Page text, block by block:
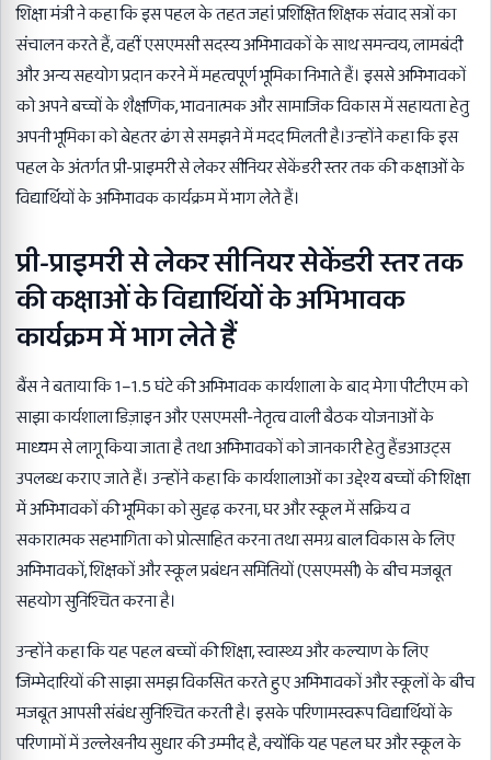
शिक्षा मंत्री ने कहा कि इस पहल के तहत जहां प्रशिक्षित शिक्षक संवाद सत्रों का
संचालन करते हैं, वहीं एसएमसी सदस्य अभिभावकों के साथ समन्वय, लामबंदी
और अन्य सहयोग प्रदान करने में महत्वपूर्ण भूमिका निभाते हैं। इससे अभिभावकों
को अपने बच्चों के शैक्षणिक, भावनात्मक और सामाजिक विकास में सहायता हेतु
अपनी भूमिका को बेहतर ढंग से समझने में मदद मिलती है।उन्होंने कहा कि इस
पहल के अंतर्गत प्री-प्राइमरी से लेकर सीनियर सेकेंडरी स्तर तक की कक्षाओं के
विद्यार्थियों के अभिभावक कार्यक्रम में भाग लेते हैं।
प्री-प्राइमरी से लेकर सीनियर सेकेंडरी स्तर तक
की कक्षाओं के विद्यार्थियों के अभिभावक
कार्यक्रम में भाग लेते हैं
बैंस ने बताया कि 1–1.5 घंटे की अभिभावक कार्यशाला के बाद मेगा पीटीएम को
साझा कार्यशाला डिज़ाइन और एसएमसी-नेतृत्व वाली बैठक योजनाओं के
माध्यम से लागू किया जाता है तथा अभिभावकों को जानकारी हेतु हैंडआउट्स
उपलब्ध कराए जाते हैं। उन्होंने कहा कि कार्यशालाओं का उद्देश्य बच्चों की शिक्षा
में अभिभावकों की भूमिका को सुदृढ़ करना, घर और स्कूल में सक्रिय व
सकारात्मक सहभागिता को प्रोत्साहित करना तथा समग्र बाल विकास के लिए
अभिभावकों, शिक्षकों और स्कूल प्रबंधन समितियों (एसएमसी) के बीच मजबूत
सहयोग सुनिश्चित करना है।
उन्होंने कहा कि यह पहल बच्चों की शिक्षा, स्वास्थ्य और कल्याण के लिए
जिम्मेदारियों की साझा समझ विकसित करते हुए अभिभावकों और स्कूलों के बीच
मजबूत आपसी संबंध सुनिश्चित करती है। इसके परिणामस्वरूप विद्यार्थियों के
परिणामों में उल्लेखनीय सुधार की उम्मीद है, क्योंकि यह पहल घर और स्कूल के